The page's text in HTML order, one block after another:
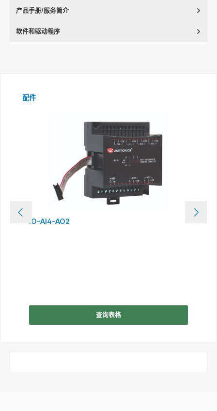
产品手册/服务简介
软件和驱动程序
Skip product gallery
配件
IO-AI4-AO2
查询表格